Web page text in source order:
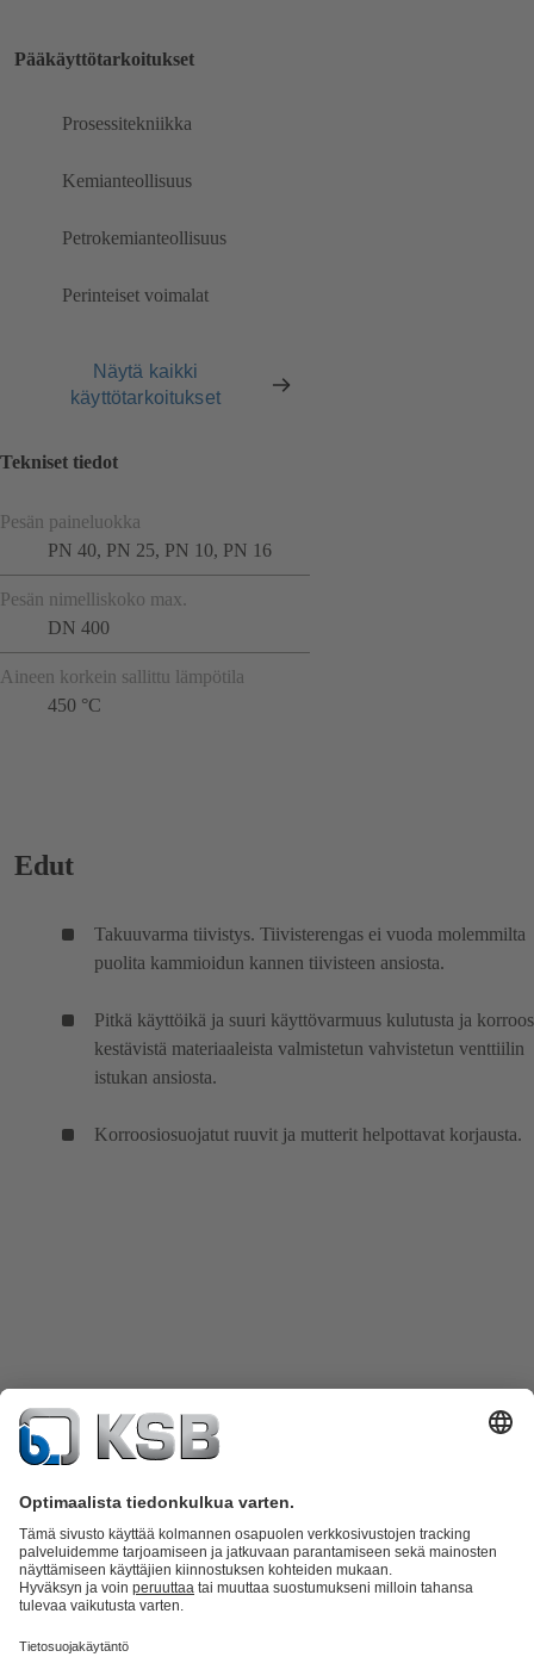
Pääkäyttötarkoitukset
Prosessitekniikka
Kemianteollisuus
Petrokemianteollisuus
Perinteiset voimalat
Näytä kaikki
käyttötarkoitukset
Tekniset tiedot
Pesän paineluokka
PN 40, PN 25, PN 10, PN 16
Pesän nimelliskoko max.
DN 400
Aineen korkein sallittu lämpötila
450 °C
Edut
Takuuvarma tiivistys. Tiivisterengas ei vuoda molemmilta
puolita kammioidun kannen tiivisteen ansiosta.
Pitkä käyttöikä ja suuri käyttövarmuus kulutusta ja
kestävistä materiaaleista valmistetun vahvistetun venttiilin
istukan ansiosta.
Korroosiosuojatut ruuvit ja mutterit helpottavat korjausta.
TuoteluetteloKSB SupremeServ: Spare Parts